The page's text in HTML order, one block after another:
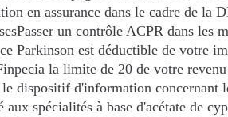
en assurance dans le cadre de la
un contrôle ACPR dans les
Parkinson est déductible de votre
la limite de 20 de votre
dispositif d'information concernant
aux spécialités à base d'acétate de